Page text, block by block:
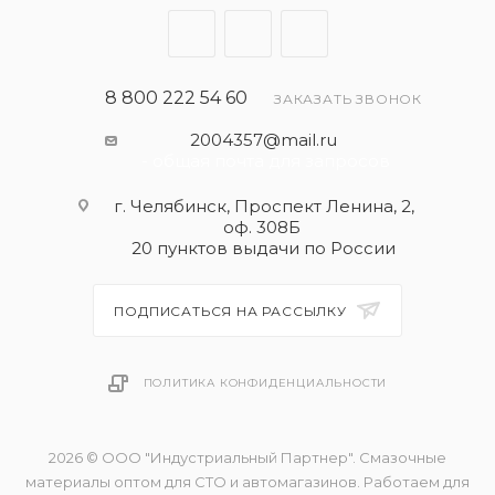
особенно для двигателей нового поколения,
двигателей.
Применять согласно рекомендациям
производителя автомобиля. Максимальная
несмешанном состоянии!
8 800 222 54 60 ЗАКАЗАТЬ ЗВОНОК
2004357@mail.ru
г. Челябинск, Проспект Ленина, 2,
оф. 308Б
20 пунктов выдачи по России
ПОДПИСАТЬСЯ НА РАССЫЛКУ
ПОЛИТИКА КОНФИДЕНЦИАЛЬНОСТИ
2026 © ООО "Индустриальный Партнер". Смазочные
материалы оптом для СТО и автомагазинов. Работаем для